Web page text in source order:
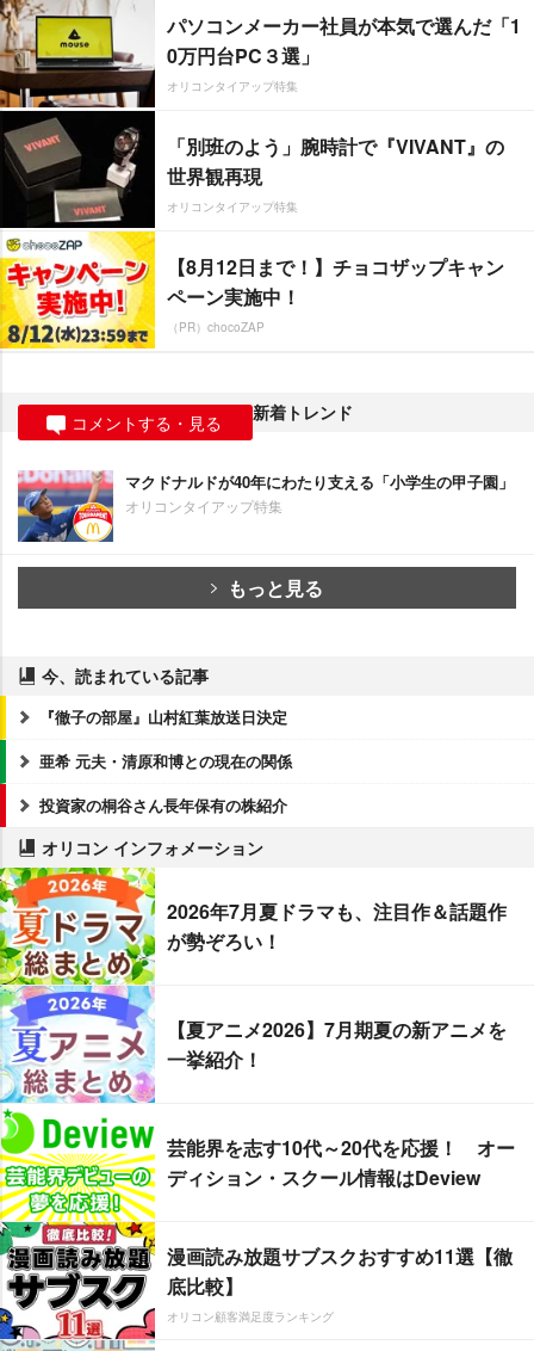
パソコンメーカー社員が本気で選んだ「1
0万円台PC３選」
オリコンタイアップ特集
「別班のよう」腕時計で『VIVANT』の
世界観再現
オリコンタイアップ特集
【8月12日まで！】チョコザップキャン
ペーン実施中！
（PR）chocoZAP
コメントする・見る 新着トレンド
マクドナルドが40年にわたり支える「小学生の甲子園」
オリコンタイアップ特集
もっと見る
今、読まれている記事
『徹子の部屋』山村紅葉放送日決定
亜希 元夫・清原和博との現在の関係
投資家の桐谷さん長年保有の株紹介
オリコン インフォメーション
2026年7月夏ドラマも、注目作＆話題作
が勢ぞろい！
【夏アニメ2026】7月期夏の新アニメを
一挙紹介！
芸能界を志す10代～20代を応援！ オー
ディション・スクール情報はDeview
漫画読み放題サブスクおすすめ11選【徹
底比較】
オリコン顧客満足度ランキング